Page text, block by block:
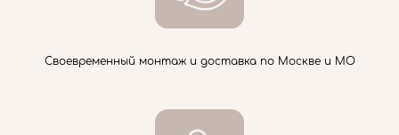
Своевременный монтаж и доставка по Москве и МО